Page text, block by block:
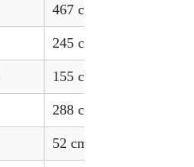
467 cm (183,9 Zoll)
245 cm (96,5 Zoll)
155 cm (61,4 Zoll)
288 cm (113,4 Zoll)
52 cm (20,5 Zoll)